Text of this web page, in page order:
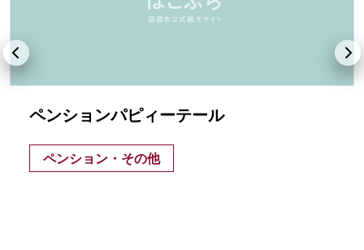
ペンションパピィーテール
ペンション・その他